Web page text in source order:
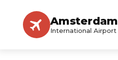
Amsterdam
International Airport